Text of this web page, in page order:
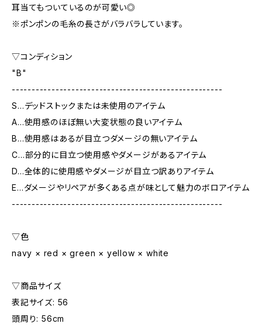
耳当てもついているのが可愛い◎
※ポンポンの毛糸の長さがバラバラしています。
▽コンディション
"B"
-----------------------------------------------------
S…デッドストックまたは未使用のアイテム
A…使用感のほぼ無い大変状態の良いアイテム
B…使用感はあるが目立つダメージの無いアイテム
C…部分的に目立つ使用感やダメージがあるアイテム
D…全体的に使用感やダメージが目立つ訳ありアイテム
E…ダメージやリペアが多くある点が味として魅力のボロアイテム
-----------------------------------------------------
▽色
navy × red × green × yellow × white
▽商品サイズ
表記サイズ: 56
頭周り: 56cm